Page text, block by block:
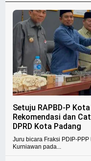
Setuju RAPBD-P
Rekomendasi dan
DPRD Kota Padang
Juru bicara Fraksi PDIP-
Kurniawan pada...